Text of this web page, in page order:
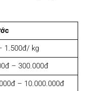
1.500đ/ kg
– 300.000đ
– 10.000.000đ